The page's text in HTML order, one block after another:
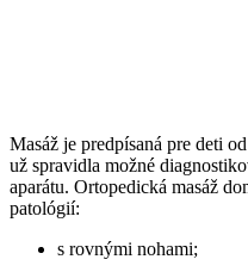
Masáž je predpísaná pre deti
už spravidla možné
aparátu. Ortopedická masáž
patológií:
s rovnými nohami;